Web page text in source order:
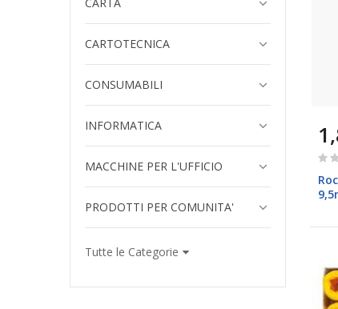
CARTOTECNICA
CONSUMABILI
INFORMATICA
MACCHINE PER L'UFFICIO
PRODOTTI PER COMUNITA'
Tutte le Categorie